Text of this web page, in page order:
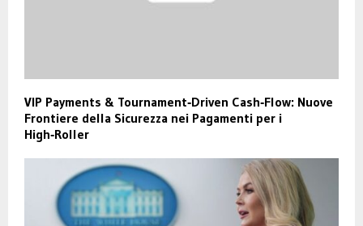
VIP Payments & Tournament‑Driven Cash‑Flow: Nuove
Frontiere della Sicurezza nei Pagamenti per i
High‑Roller